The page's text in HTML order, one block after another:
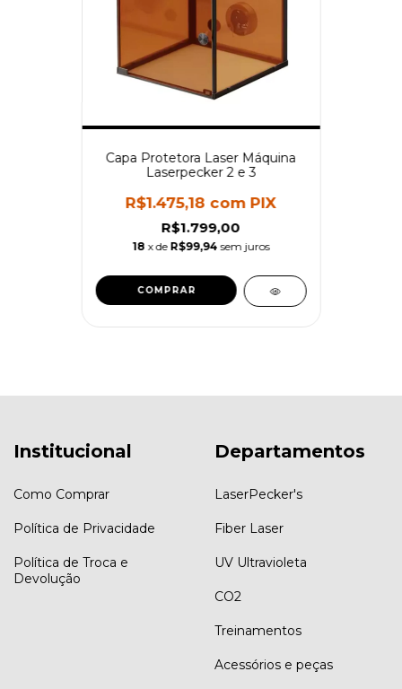
Capa Protetora Laser Máquina
Laserpecker 2 e 3
R$1.475,18 com PIX
R$1.799,00
18 x de R$99,94 sem juros
Institucional
Como Comprar
Política de Privacidade
Política de Troca e
Devolução
Departamentos
LaserPecker's
Fiber Laser
UV Ultravioleta
CO2
Treinamentos
Acessórios e peças